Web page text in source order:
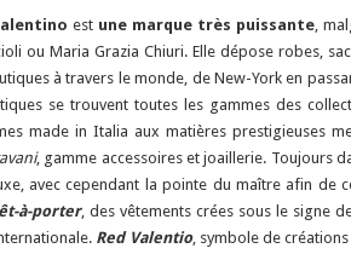
est une marque très puissante,
ou Maria Grazia Chiuri. Elle dépose robes,
à travers le monde, de New-York en
se trouvent toutes les gammes des
made in Italia aux matières prestigieuses
, gamme accessoires et joaillerie. Toujours
avec cependant la pointe du maître afin de
à-porter, des vêtements crées sous le signe
Red Valentio, symbole de